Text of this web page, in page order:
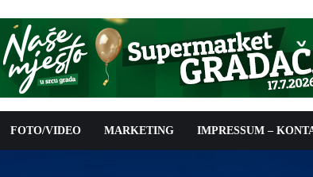
FOTO/VIDEO MARKETING IMPRESSUM –